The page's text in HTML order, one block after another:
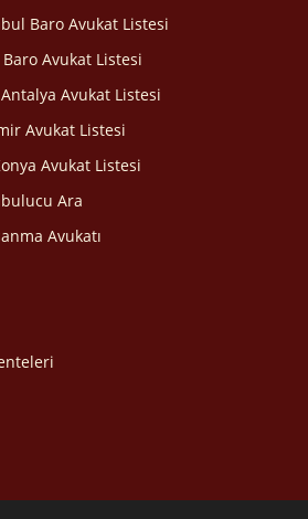
Baro Avukat Listesi
Avukat Listesi
Avukat Listesi
Avukat Listesi
Avukat Listesi
Ara
Avukatı